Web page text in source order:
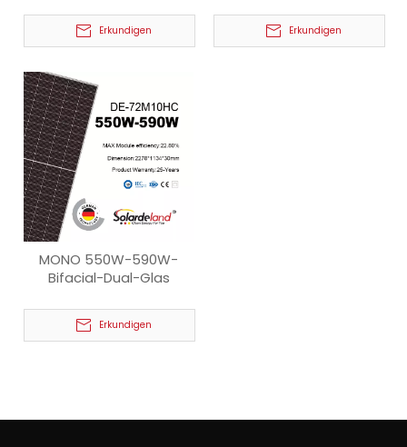
Erkundigen Erkundigen
MONO 550W-590W-
Bifacial-Dual-Glas
Erkundigen